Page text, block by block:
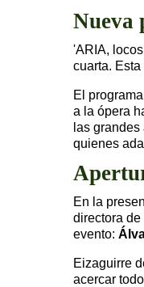
Nueva
'ARIA,
cuarta.
El
a la ópera
las
quienes
En la
directora
evento:
Eizaguirre
acercar